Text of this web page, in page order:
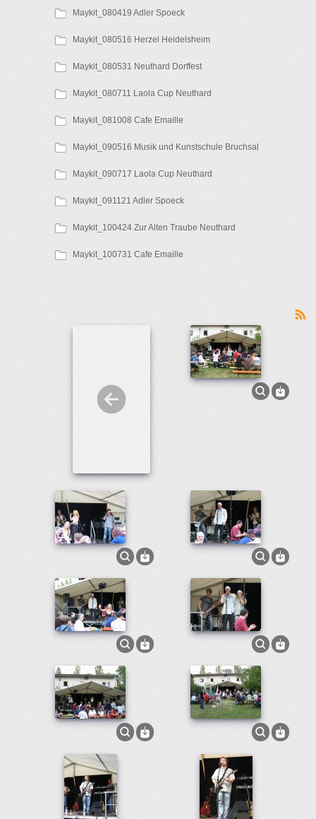
Maykit_080419 Adler Spoeck
Maykit_080516 Herzel Heidelsheim
Maykit_080531 Neuthard Dorffest
Maykit_080711 Laola Cup Neuthard
Maykit_081008 Cafe Emaille
Maykit_090516 Musik und Kunstschule Bruchsal
Maykit_090717 Laola Cup Neuthard
Maykit_091121 Adler Spoeck
Maykit_100424 Zur Alten Traube Neuthard
Maykit_100731 Cafe Emaille